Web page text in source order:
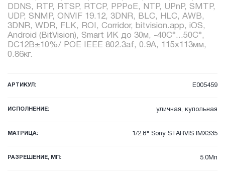
DDNS, RTP, RTSP, RTCP, PPPoE, NTP, UPnP, SMTP,
UDP, SNMP, ONVIF 19.12, 3DNR, BLC, HLC, AWB,
3DNR, WDR, FLK, ROI, Corridor, bitvision.app, iOS,
Android (BitVision), Smart ИК до 30м, -40C°...50C°,
DC12В±10%/ POE IEEE 802.3af, 0.9А, 115x113мм,
0.86кг.
АРТИКУЛ: E005459
ИСПОЛНЕНИЕ: уличная, купольная
МАТРИЦА: 1/2.8" Sony STARVIS IMX335
РАЗРЕШЕНИЕ, МП: 5.0Мп